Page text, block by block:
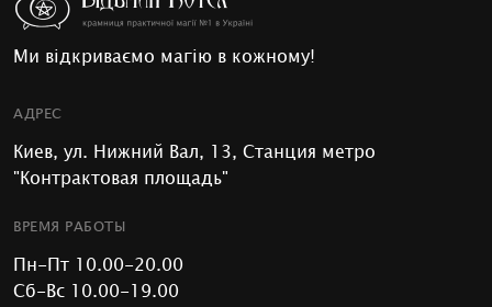
Ми відкриваємо магію в кожному!
АДРЕС
Киев, ул. Нижний Вал, 13, Станция метро
"Контрактовая площадь"
ВРЕМЯ РАБОТЫ
Пн-Пт 10.00-20.00
Сб-Вс 10.00-19.00